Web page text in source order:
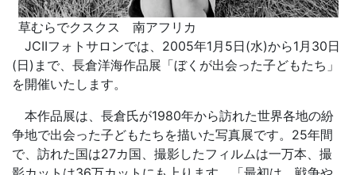
草むらでクスクス 南アフリカ
JCIIフォトサロンでは、2005年1月5日(水)から1月30日
(日)まで、長倉洋海作品展「ぼくが出会った子どもたち」
を開催いたします。
本作品展は、長倉氏が1980年から訪れた世界各地の紛
争地で出会った子どもたちを描いた写真展です。25年間
で、訪れた国は27カ国、撮影したフィルムは一万本、撮